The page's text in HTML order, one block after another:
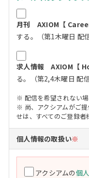
月刊 AXIOM【 Career
する。（第1木曜日 配信
求人情報 AXIOM【
る。（第2,4木曜日 配信
※ 配信を希望されない
※ 尚、アクシアムがご
せは、すべてのご登録者
個人情報の取扱い※
アクシアムの個